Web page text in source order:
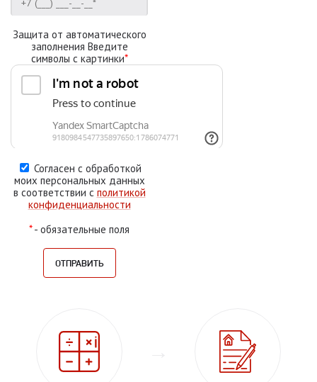
Защита от автоматического
заполнения Введите
символы с картинки*
Согласен с обработкой
моих персональных данных
в соответствии с политикой
конфиденциальности
*- обязательные поля